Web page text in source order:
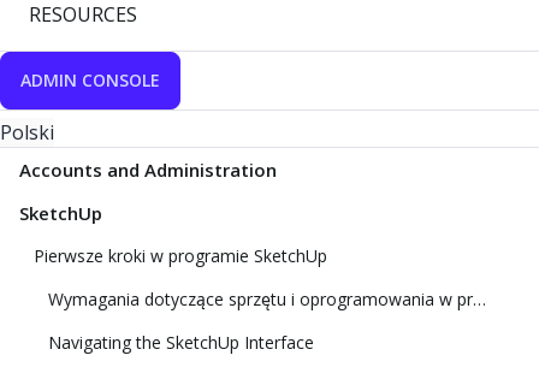
RESOURCES
ADMIN CONSOLE
Polski
Accounts and Administration
SketchUp
Pierwsze kroki w programie SketchUp
Wymagania dotyczące sprzętu i oprogramowania w programie SketchUp
Navigating the SketchUp Interface